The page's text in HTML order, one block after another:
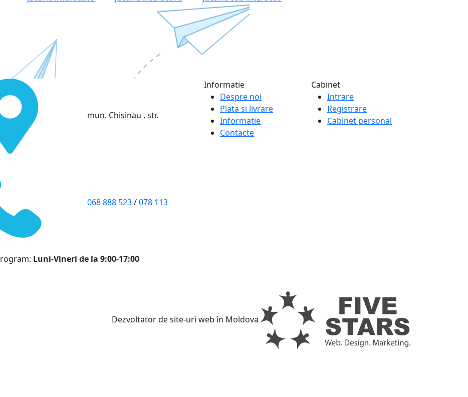
mun. Chisinau , str.
068 888 523/078 113
Luni-Vineri de la 9:00-17:00
Informatie
Despre noi
Plata si livrare
Informatie
Contacte
Cabinet
Intrare
Registrare
Cabinet personal
Dezvoltator de site-uri web în Moldova